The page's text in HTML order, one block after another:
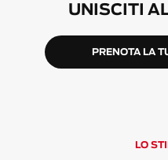
UNISCITI
PRENOTA LA
LO